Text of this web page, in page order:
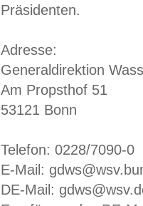
Präsidenten.
Adresse:
Generaldirektion
Am Propsthof 51
53121 Bonn
Telefon: 0228/7090-0
E-Mail:
DE-Mail: